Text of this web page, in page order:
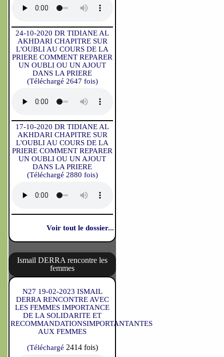
24-10-2020 DR TIDIANE AL
AKHDARI CHAPITRE SUR
L'OUBLI AU COURS DE LA
PRIERE COMMENT REPARER
UN OUBLI OU UN AJOUT
DANS LA PRIERE
(Téléchargé 2647 fois)
17-10-2020 DR TIDIANE AL
AKHDARI CHAPITRE SUR
L'OUBLI AU COURS DE LA
PRIERE COMMENT REPARER
UN OUBLI OU UN AJOUT
DANS LA PRIERE
(Téléchargé 2880 fois)
Voir tout le dossier...
Ismaïl DERRA rencontre les
femmes
N27 19-02-2023 ISMAIL
DERRA RENCONTRE AVEC
LES FEMMES IMPORTANCE
DE LA SOLIDARITE ET
RECOMMANDATIONSIMPORTANTANTES
AUX FEMMES
(Téléchargé 2414 fois)